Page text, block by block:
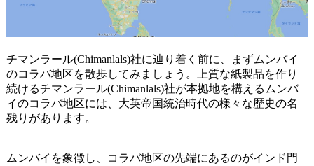
チマンラール(Chimanlals)社に辿り着く前に、まずムンバイ
のコラバ地区を散歩してみましょう。上質な紙製品を作り
続けるチマンラール(Chimanlals)社が本拠地を構えるムンバ
イのコラバ地区には、大英帝国統治時代の様々な歴史の名
残りがあります。
ムンバイを象徴し、コラバ地区の先端にあるのがインド門